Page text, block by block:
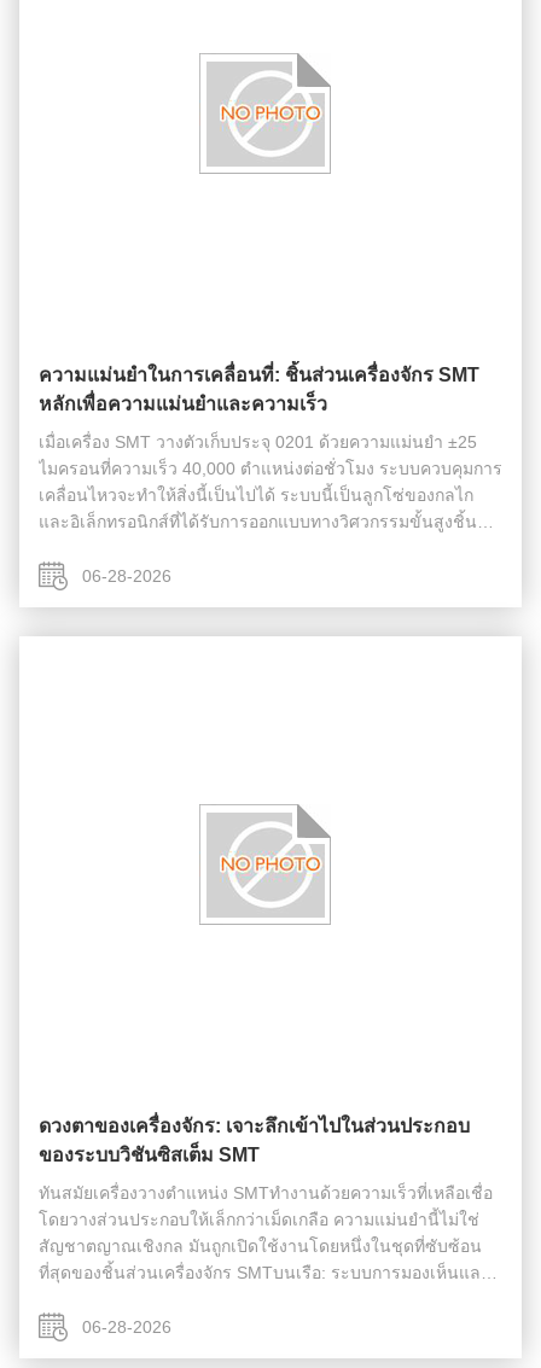
ความแม่นยำในการเคลื่อนที่: ชิ้นส่วนเครื่องจักร SMT
หลักเพื่อความแม่นยำและความเร็ว
เมื่อเครื่อง SMT วางตัวเก็บประจุ 0201 ด้วยความแม่นยำ ±25
ไมครอนที่ความเร็ว 40,000 ตำแหน่งต่อชั่วโมง ระบบควบคุมการ
เคลื่อนไหวจะทำให้สิ่งนี้เป็นไปได้ ระบบนี้เป็นลูกโซ่ของกลไก
และอิเล็กทรอนิกส์ที่ได้รับการออกแบบทางวิศวกรรมขั้นสูงชิ้น
การเสื่อมสภาพทางกลใ...
06-28-2026
ดวงตาของเครื่องจักร: เจาะลึกเข้าไปในส่วนประกอบ
ของระบบวิชันซิสเต็ม SMT
ทันสมัยเครื่องวางตำแหน่ง SMTทำงานด้วยความเร็วที่เหลือเชื่อ
โดยวางส่วนประกอบให้เล็กกว่าเม็ดเกลือ ความแม่นยำนี้ไม่ใช่
สัญชาตญาณเชิงกล มันถูกเปิดใช้งานโดยหนึ่งในชุดที่ซับซ้อน
ที่สุดของชิ้นส่วนเครื่องจักร SMTบนเรือ: ระบบการมองเห็นและ
เรียกกันว่า ...
06-28-2026